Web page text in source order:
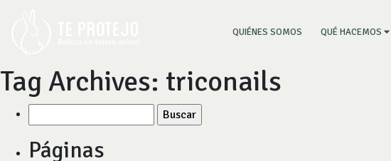
QUIÉNES SOMOS (CURRENT)
QUÉ HACEMOS
Tag Archives: triconails
por:
Páginas